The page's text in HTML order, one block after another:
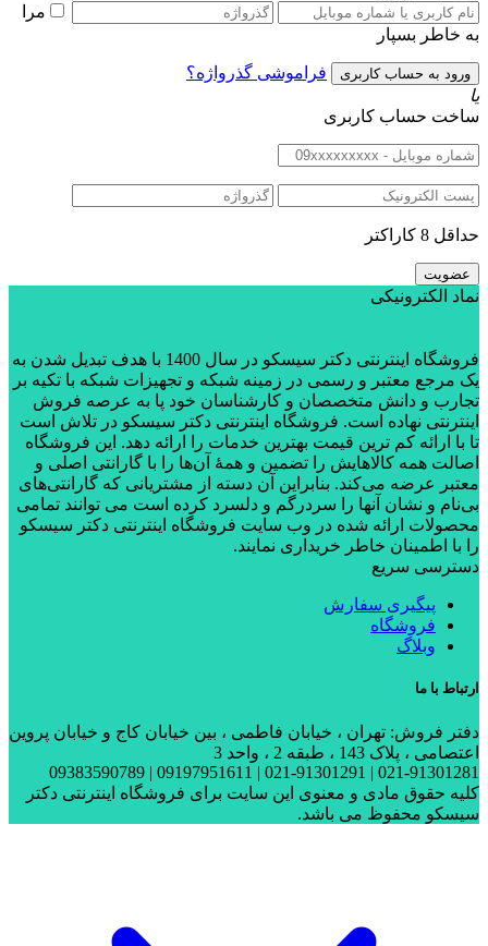
مرا
به خاطر بسپار
فراموشی گذرواژه؟
یا
ساخت حساب کاربری
حداقل 8 کاراکتر
نماد الکترونیکی
فروشگاه اینترنتی دکتر سیسکو در سال 1400 با هدف تبدیل شدن به
یک مرجع معتبر و رسمی در زمینه شبکه و تجهیزات شبکه با تکیه بر
تجارب و دانش متخصصان و کارشناسان خود پا به عرصه فروش
اینترنتی نهاده است. فروشگاه اینترنتی دکتر سیسکو در تلاش است
تا با ارائه کم ترین قیمت بهترین خدمات را ارائه دهد. این فروشگاه
اصالت همه کالاهایش را تضمین و همۀ آن‌ها را با گارانتی اصلی و
معتبر عرضه می‌کند. بنابراین آن دسته از مشتریانی که گارانتی‌های
بی‌نام و نشان آنها را سردرگم و دلسرد کرده است می توانند تمامی
محصولات ارائه شده در وب سایت فروشگاه اینترنتی دکتر سیسکو
را با اطمینان خاطر خریداری نمایند.
دسترسی سریع
پیگیری سفارش
فروشگاه
وبلاگ
ارتباط با ما
دفتر فروش: تهران ، خیابان فاطمی ، بین خیابان کاج و خیابان پروین
اعتصامی ، پلاک 143 ، طبقه 2 ، واحد 3
021-91301281 | 021-91301291 | 09197951611 | 09383590789
کلیه حقوق مادی و معنوی این سایت برای فروشگاه اینترنتی دکتر
سیسکو محفوظ می باشد.